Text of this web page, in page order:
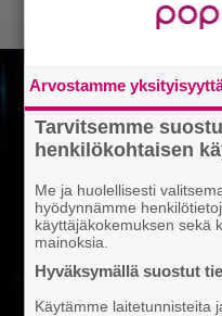
Arvostamme
Tarvitsemme
henkilökohtaisen
Me ja huolellisesti
hyödynnämme
käyttäjäkokemuksen sekä
mainoksia.
Hyväksymällä suostut
Käytämme laitetunnisteita